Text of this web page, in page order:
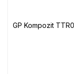
GP Kompozit